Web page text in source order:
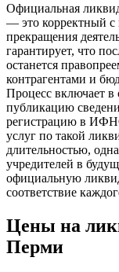
Официальная
— это корректный с
прекращения
гарантирует, что
останется
контрагентами и
Процесс включает
публикацию
регистрацию в
услуг по такой
длительностью,
учредителей в
официальную
соответствие
Цены на
Перми